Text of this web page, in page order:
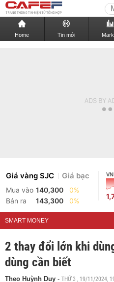
Home Tin mới
Giá vàng SJC Giá bạc
Mua vào 140,300
0%
Bán ra
143,300 0%
SMART MONEY
2 thay đổi lớn khi
dùng cần biết
Theo Huỳnh Duy - THỨ 3 , 19/11/2024,